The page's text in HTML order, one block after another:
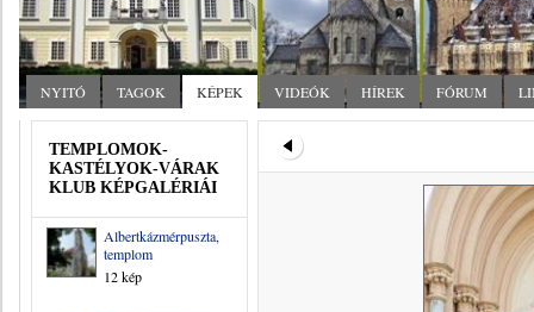
NYITÓ TAGOK KÉPEK VIDEÓK HÍREK FÓRUM
TEMPLOMOK-
KASTÉLYOK-VÁRAK
KLUB KÉPGALÉRIÁI
Albertkázmérpuszta,
templom
12 kép